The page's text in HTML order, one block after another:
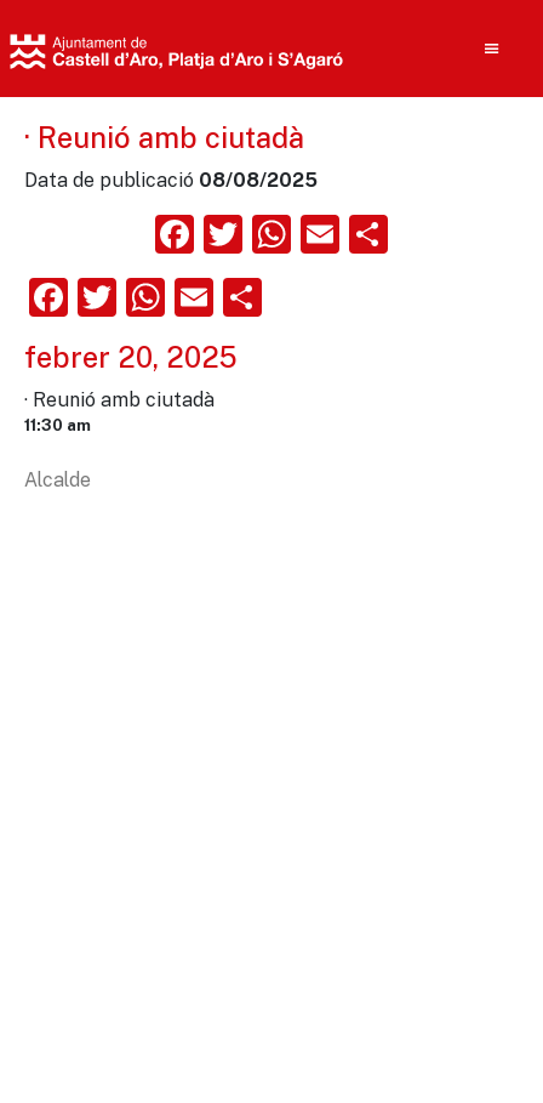
· Reunió amb ciutadà
Data de publicació 08/08/2025
Facebook
Twitter
WhatsApp
Email
Facebook
Twitter
WhatsApp
Email
febrer 20, 2025
· Reunió amb ciutadà
11:30 am
Alcalde